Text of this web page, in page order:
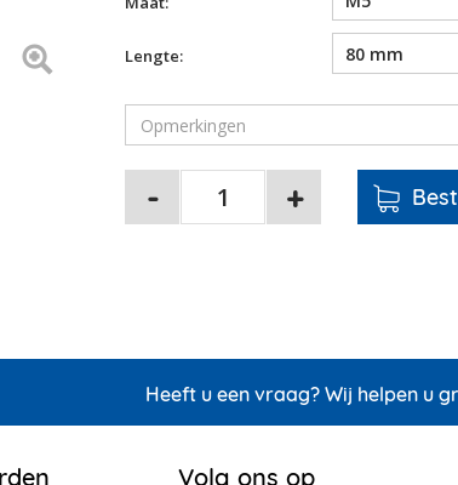
Lengte:
Heeft u een vraag? Wij helpen u
Volg ons op